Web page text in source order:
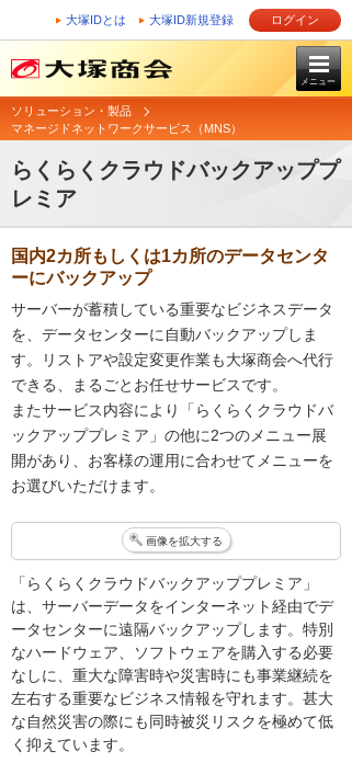
大塚IDとは 大塚ID新規登録 ログイン
メニュー
ソリューション・製品
マネージドネットワークサービス（MNS）
らくらくクラウドバックアッププ
レミア
国内2カ所もしくは1カ所のデータセンタ
ーにバックアップ
サーバーが蓄積している重要なビジネスデータ
を、データセンターに自動バックアップしま
す。リストアや設定変更作業も大塚商会へ代行
できる、まるごとお任せサービスです。
またサービス内容により「らくらくクラウドバ
ックアッププレミア」の他に2つのメニュー展
開があり、お客様の運用に合わせてメニューを
お選びいただけます。
画像を拡大する
「らくらくクラウドバックアッププレミア」
は、サーバーデータをインターネット経由でデ
ータセンターに遠隔バックアップします。特別
なハードウェア、ソフトウェアを購入する必要
なしに、重大な障害時や災害時にも事業継続を
左右する重要なビジネス情報を守れます。甚大
な自然災害の際にも同時被災リスクを極めて低
く抑えています。